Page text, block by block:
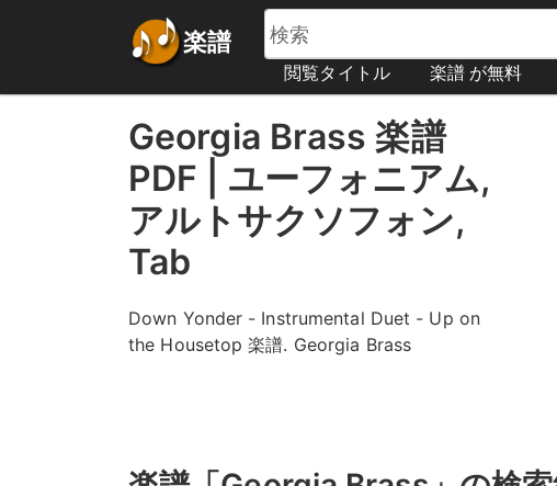
楽譜
閲覧タイトル
楽譜 が無料
Georgia Brass 楽譜
PDF | ユーフォニアム,
アルトサクソフォン,
Tab
Down Yonder - Instrumental Duet - Up on
the Housetop 楽譜. Georgia Brass